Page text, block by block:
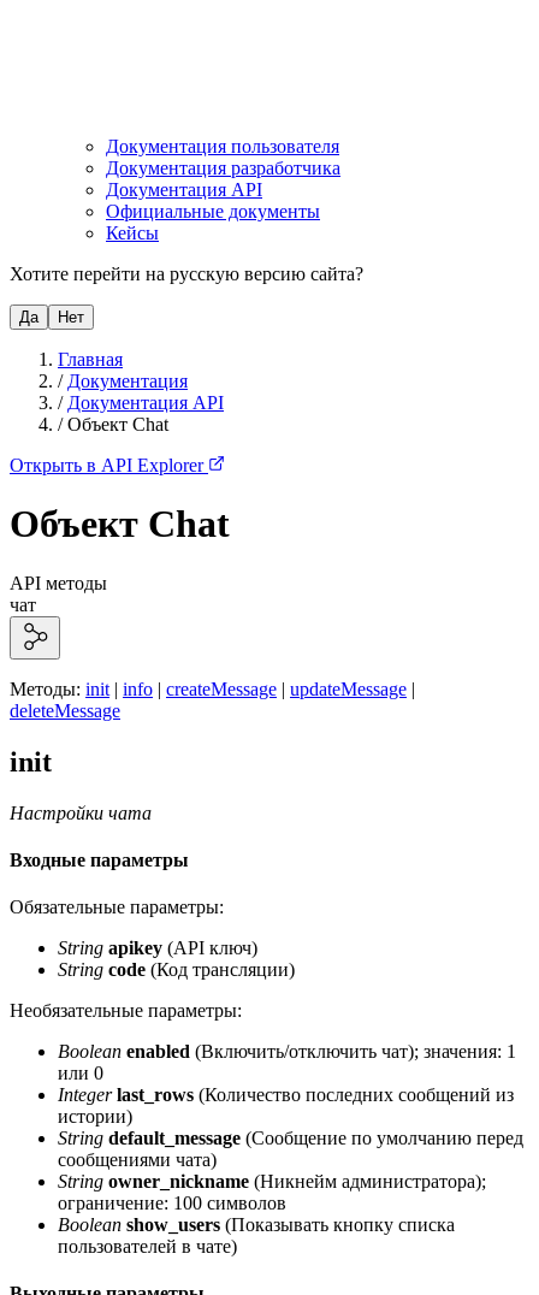
Документация пользователя
Документация разработчика
Документация API
Официальные документы
Кейсы
Хотите перейти на русскую версию сайта?
Да Нет
Главная
/ Документация
/ Документация API
/Объект Chat
Открыть в API Explorer
Объект Chat
API методы
чат
Методы: init | info | createMessage | updateMessage |
deleteMessage
init
Настройки чата
Входные параметры
Обязательные параметры:
String apikey (API ключ)
String code (Код трансляции)
Необязательные параметры:
Boolean enabled (Включить/отключить чат); значения: 1
или 0
Integer last_rows (Количество последних сообщений из
истории)
String default_message (Сообщение по умолчанию перед
сообщениями чата)
String owner_nickname (Никнейм администратора);
ограничение: 100 символов
Boolean show_users (Показывать кнопку списка
пользователей в чате)